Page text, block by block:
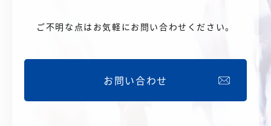
ご不明な点はお気軽にお問い合わせください。
お問い合わせ